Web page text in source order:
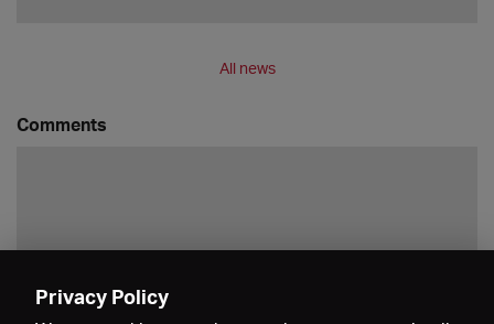
All news
Comments
Privacy Policy